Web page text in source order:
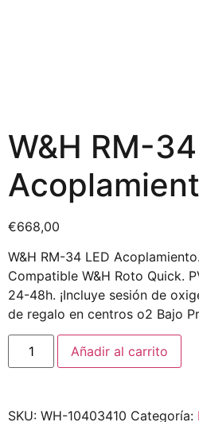
W&H RM-
€668,00
W&H RM-34 LED
Compatible W&H Roto Quick.
24-48h. ¡Incluye sesión de
de regalo en centros o2 Bajo
Añadir al carrito
SKU: WH-10403410 Categoría: